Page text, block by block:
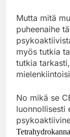
Mutta mitä
puheenaihe
myös tutkia
tutkia
No mikä se
luonnollisesti